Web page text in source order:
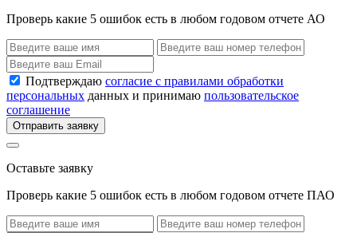
Проверь какие 5 ошибок есть в любом годовом отчете АО
Подтверждаю согласие с правилами обработки
персональных данных и принимаю пользовательское
соглашение
Отправить заявку
Оставьте заявку
Проверь какие 5 ошибок есть в любом годовом отчете ПАО